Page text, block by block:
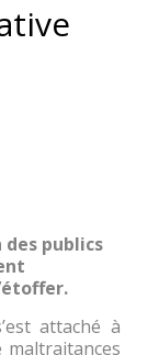
publics
attaché à